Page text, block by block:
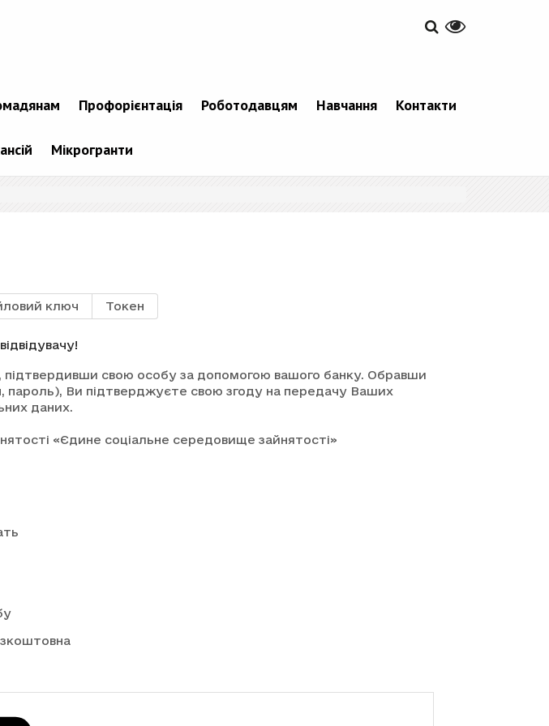
Профорієнтація Роботодавцям Навчання Контакти
Мікрогранти
ключ Токен
підтвердивши свою особу за допомогою вашого банку. Обравши
пароль), Ви підтверджуєте свою згоду на передачу Ваших
даних.
«Єдине соціальне середовище зайнятості»